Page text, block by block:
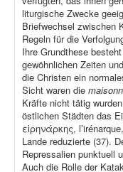
liturgische Zwecke
Briefwechsel zwischen
Regeln für die
Ihre Grundthese
gewöhnlichen Zeiten
die Christen ein
Sicht waren die
Kräfte nicht tätig
östlichen Städten das
εἰρηνάρκης,
Lande reduzierte (37).
Repressalien punktuell
Auch die Rolle der